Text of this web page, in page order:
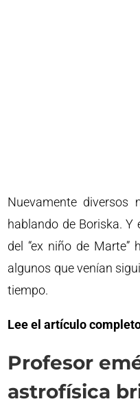
Nuevamente diversos
hablando de Boriska. Y
del “ex niño de
algunos que venían
tiempo.
Lee el artículo
Profesor
astrofísica